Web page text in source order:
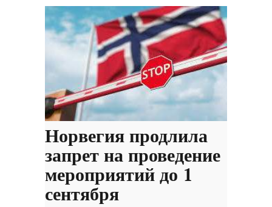
Норвегия продлила
запрет на проведение
мероприятий до 1
сентября